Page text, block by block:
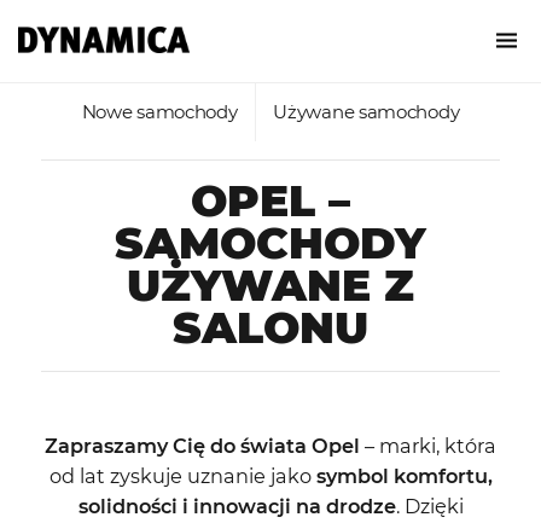
Nowe samochody Używane samochody
OPEL –
SAMOCHODY
UŻYWANE Z
SALONU
Zapraszamy Cię do świata Opel – marki, która
od lat zyskuje uznanie jako symbol komfortu,
solidności i innowacji na drodze. Dzięki